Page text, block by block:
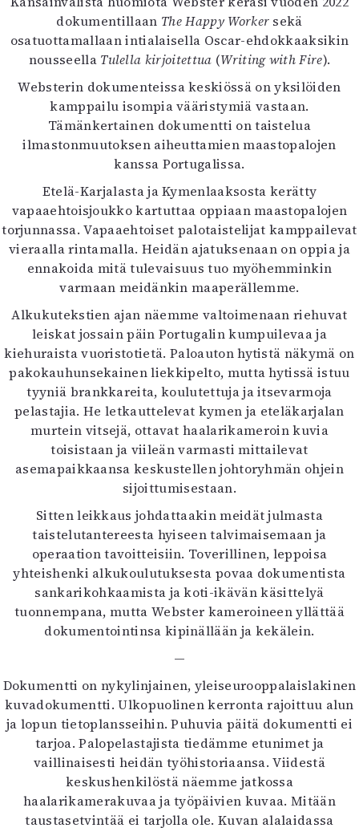
Lehtiarkisto
Info
Tilaus ja irtonumerot
Yhteistyössä
Toimitus
Mediatiedot
Kaltio ry
dokumentillaan The Happy Worker sekä
osatuottamallaan intialaisella Oscar-ehdokkaaksikin
nousseella Tulella kirjoitettua (Writing with Fire).
Websterin dokumenteissa keskiössä on yksilöiden
kamppailu isompia vääristymiä vastaan.
Tämänkertainen dokumentti on taistelua
ilmastonmuutoksen aiheuttamien maastopalojen
kanssa Portugalissa.
Etelä-Karjalasta ja Kymenlaaksosta kerätty
vapaaehtoisjoukko kartuttaa oppiaan maastopalojen
torjunnassa. Vapaaehtoiset palotaistelijat kamppailevat
vieraalla rintamalla. Heidän ajatuksenaan on oppia ja
ennakoida mitä tulevaisuus tuo myöhemminkin
varmaan meidänkin maaperällemme.
Alkukutekstien ajan näemme valtoimenaan riehuvat
leiskat jossain päin Portugalin kumpuilevaa ja
kiehuraista vuoristotietä. Paloauton hytistä näkymä on
pakokauhunsekainen liekkipelto, mutta hytissä istuu
tyyniä brankkareita, koulutettuja ja itsevarmoja
pelastajia. He letkauttelevat kymen ja eteläkarjalan
murtein vitsejä, ottavat haalarikameroin kuvia
toisistaan ja viileän varmasti mittailevat
asemapaikkaansa keskustellen johtoryhmän ohjein
sijoittumisestaan.
Sitten leikkaus johdattaakin meidät julmasta
taistelutantereesta hyiseen talvimaisemaan ja
operaation tavoitteisiin. Toverillinen, leppoisa
yhteishenki alkukoulutuksesta povaa dokumentista
sankarikohkaamista ja koti-ikävän käsittelyä
tuonnempana, mutta Webster kameroineen yllättää
dokumentointinsa kipinällään ja kekälein.
—
Dokumentti on nykylinjainen, yleiseurooppalaislakinen
kuvadokumentti. Ulkopuolinen kerronta rajoittuu alun
ja lopun tietoplansseihin. Puhuvia päitä dokumentti ei
tarjoa. Palopelastajista tiedämme etunimet ja
vaillinaisesti heidän työhistoriaansa. Viidestä
keskushenkilöstä näemme jatkossa
haalarikamerakuvaa ja työpäivien kuvaa. Mitään
taustasetvintää ei tarjolla ole. Kuvan alalaidassa